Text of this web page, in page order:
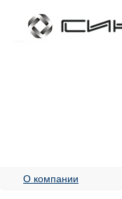
О компании